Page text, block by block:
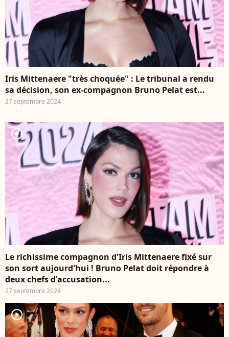
Iris Mittenaere "très choquée" : Le tribunal a rendu
sa décision, son ex-compagnon Bruno Pelat est...
27 septembre 2024
player2
Le richissime compagnon d'Iris Mittenaere fixé sur
son sort aujourd'hui ! Bruno Pelat doit répondre à
deux chefs d'accusation...
27 septembre 2024
player2